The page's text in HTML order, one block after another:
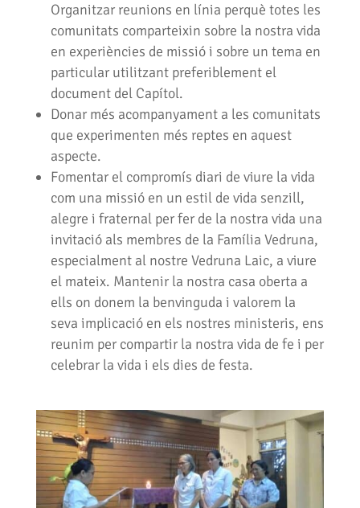
Organitzar reunions en línia perquè totes les
comunitats comparteixin sobre la nostra vida
en experiències de missió i sobre un tema en
particular utilitzant preferiblement el
document del Capítol.
Donar més acompanyament a les comunitats
que experimenten més reptes en aquest
aspecte.
Fomentar el compromís diari de viure la vida
com una missió en un estil de vida senzill,
alegre i fraternal per fer de la nostra vida una
invitació als membres de la Família Vedruna,
especialment al nostre Vedruna Laic, a viure
el mateix. Mantenir la nostra casa oberta a
ells on donem la benvinguda i valorem la
seva implicació en els nostres ministeris, ens
reunim per compartir la nostra vida de fe i per
celebrar la vida i els dies de festa.